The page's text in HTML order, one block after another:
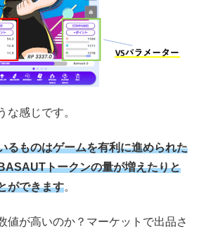
な感じです。
るものはゲームを有利に進められた
トークンの量が増えたりと
ができます。
値が高いのか？マーケットで出品さ